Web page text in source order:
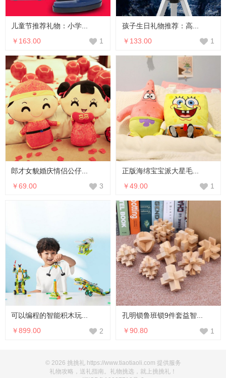
儿童节推荐礼物：小学...
￥163.00
1
孩子生日礼物推荐：高...
￥133.00
1
郎才女貌婚庆情侣公仔...
￥69.00
3
正版海绵宝宝派大星毛...
￥49.00
1
可以编程的智能积木玩...
￥899.00
2
孔明锁鲁班锁9件套益智...
￥90.80
1
© 2026 挑挑礼 https://www.tiaotiaoli.com 提供服务
礼物攻略，送礼指南。礼物挑选，就上挑挑礼！